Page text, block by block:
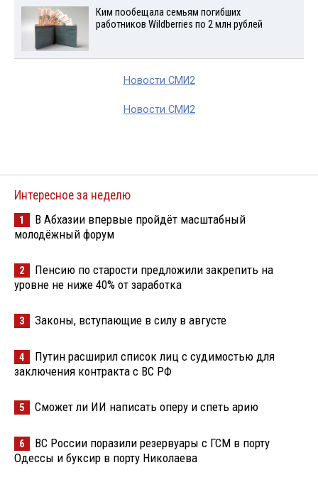
Ким пообещала семьям погибших
работников Wildberries по 2 млн рублей
Новости СМИ2
Новости СМИ2
Интересное за неделю
1
В Абхазии впервые пройдёт масштабный
молодёжный форум
2
Пенсию по старости предложили закрепить на
уровне не ниже 40% от заработка
3 Законы, вступающие в силу в августе
4
Путин расширил список лиц с судимостью для
заключения контракта с ВС РФ
5 Сможет ли ИИ написать оперу и спеть арию
6
ВС России поразили резервуары с ГСМ в порту
Одессы и буксир в порту Николаева